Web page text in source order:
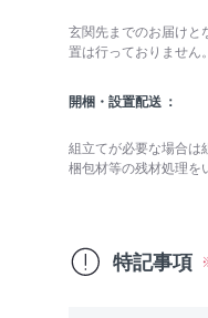
玄関先までのお届けと
置は行っておりません。
開梱・設置配送
組立てが必要な場合は
梱包材等の残材処理を
特記事項